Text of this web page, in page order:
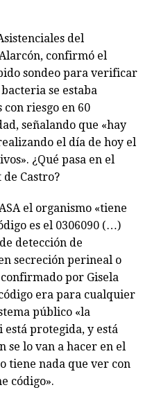
del
confirmó el
sondeo para verificar
se estaba
riesgo en 60
señalando que «hay
el día de hoy el
¿Qué pasa en el
Castro?
el organismo «tiene
es el 0306090 (…)
detección de
secreción perineal o
por Gisela
era para cualquier
público «la
está protegida, y está
se lo van a hacer en el
tiene nada que ver con
código».